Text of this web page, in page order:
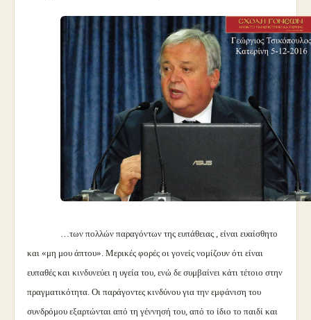
…των πολλών παραγόντων της ευπάθειας , είναι ευαίσθητο
και «μη μου άπτου». Μερικές φορές οι γονείς νομίζουν ότι είναι
ευπαθές και κινδυνεύει η υγεία του, ενώ δε συμβαίνει κάτι τέτοιο στην
πραγματικότητα. Οι παράγοντες κινδύνου για την εμφάνιση του
συνδρόμου εξαρτώνται από τη γέννησή του, από το ίδιο το παιδί και